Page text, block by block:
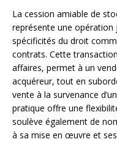
La cession amiable de
représente une opération
spécificités du droit
contrats. Cette
affaires, permet à un
acquéreur, tout en
vente à la survenance
pratique offre une
soulève également de
à sa mise en œuvre et